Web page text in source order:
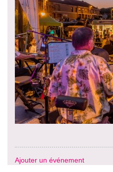
Ajouter un événement